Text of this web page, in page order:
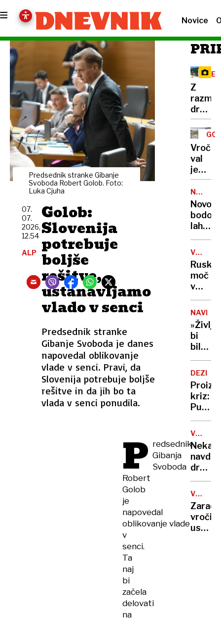
Novice
Predsednik stranke Gibanje
Svoboda Robert Golob. Foto:
Luka Cjuha
Golob:
Slovenija
potrebuje
boljše
rešitve,
ustanavljamo
vlado v senci
Predsednik stranke
Gibanje Svoboda je danes
napovedal oblikovanje
vlade v senci. Pravi, da
Slovenija potrebuje boljše
rešitve in da jih bo ta
vlada v senci ponudila.
07.
07.
2026,
12.54
ALP
P redsednik
Gibanja
Svoboda
Robert
Golob
je
napovedal
oblikovanje vlade
v
senci.
Ta
naj
bi
začela
delovati
na
Z
na
Vršič
leze
vsak,
ki
ozadje
za
selfije
val
je
gore,
zaradi
vode
v
kočah
bodo
lahko
že v
VOJNA
V
Ruska
moč
v
Tihem
vajo
in
rakete
bi
bilo
97-
letnica
z
podrla
lastni
rekord
kriz:
Putin
je
našel
novo
orožje
za
V
ZDA
drugi
nove
viruse
VAL
Zaradi